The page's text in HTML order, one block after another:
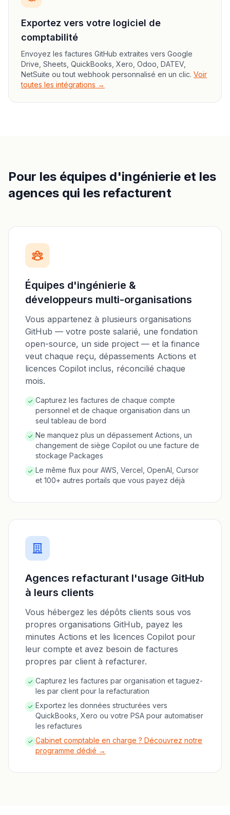
Exportez vers votre logiciel de
comptabilité
Envoyez les factures GitHub extraites vers Google
Drive, Sheets, QuickBooks, Xero, Odoo, DATEV,
NetSuite ou tout webhook personnalisé en un clic. Voir
toutes les intégrations →
Pour les équipes d'ingénierie et les
agences qui les refacturent
Équipes d'ingénierie &
développeurs multi-organisations
Vous appartenez à plusieurs organisations
GitHub — votre poste salarié, une fondation
open-source, un side project — et la finance
veut chaque reçu, dépassements Actions et
licences Copilot inclus, réconcilié chaque
mois.
Capturez les factures de chaque compte
personnel et de chaque organisation dans un
seul tableau de bord
Ne manquez plus un dépassement Actions, un
changement de siège Copilot ou une facture de
stockage Packages
Le même flux pour AWS, Vercel, OpenAI, Cursor
et 100+ autres portails que vous payez déjà
Agences refacturant l'usage GitHub
à leurs clients
Vous hébergez les dépôts clients sous vos
propres organisations GitHub, payez les
minutes Actions et les licences Copilot pour
leur compte et avez besoin de factures
propres par client à refacturer.
Capturez les factures par organisation et taguez-
les par client pour la refacturation
Exportez les données structurées vers
QuickBooks, Xero ou votre PSA pour automatiser
les refactures
Cabinet comptable en charge ? Découvrez notre
programme dédié →